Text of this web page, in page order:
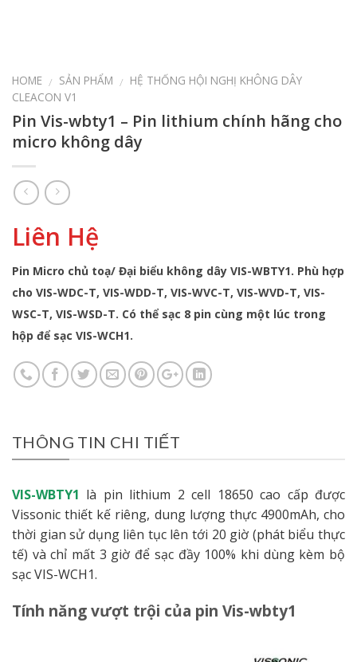
HOME / SẢN PHẨM / HỆ THỐNG HỘI NGHỊ KHÔNG DÂY
CLEACON V1
Pin Vis-wbty1 – Pin lithium chính hãng cho
micro không dây
Liên Hệ
Pin Micro chủ toạ/ Đại biểu không dây VIS-WBTY1. Phù hợp
cho VIS-WDC-T, VIS-WDD-T, VIS-WVC-T, VIS-WVD-T, VIS-
WSC-T, VIS-WSD-T. Có thể sạc 8 pin cùng một lúc trong
hộp để sạc VIS-WCH1.
THÔNG TIN CHI TIẾT
VIS-WBTY1 là pin lithium 2 cell 18650 cao cấp được
Vissonic thiết kế riêng, dung lượng thực 4900mAh, cho
thời gian sử dụng liên tục lên tới 20 giờ (phát biểu thực
tế) và chỉ mất 3 giờ để sạc đầy 100% khi dùng kèm bộ
sạc VIS-WCH1.
Tính năng vượt trội của pin Vis-wbty1